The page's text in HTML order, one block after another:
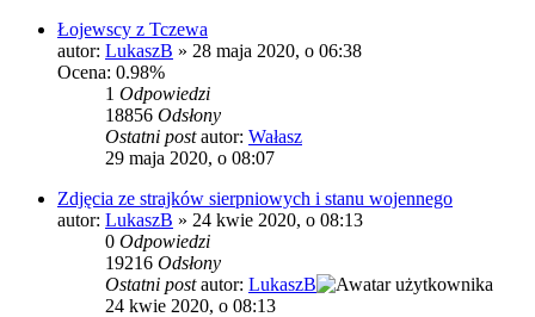
Łojewscy z Tczewa
autor: LukaszB » 28 maja 2020, o 06:38
Ocena: 0.98%
1 Odpowiedzi
18856 Odsłony
Ostatni postautor: Wałasz
29 maja 2020, o 08:07
Zdjęcia ze strajków sierpniowych i stanu wojennego
autor: LukaszB » 24 kwie 2020, o 08:13
0 Odpowiedzi
19216 Odsłony
Ostatni postautor: LukaszB
24 kwie 2020, o 08:13